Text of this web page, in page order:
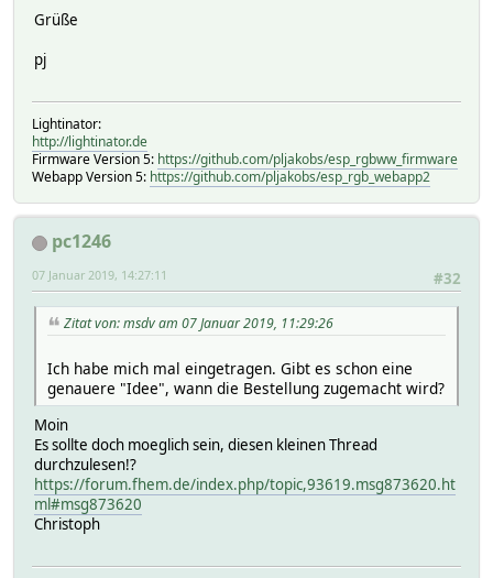
Grüße
pj
Lightinator:
http://lightinator.de
Firmware Version 5: https://github.com/pljakobs/esp_rgbww_firmware
Webapp Version 5: https://github.com/pljakobs/esp_rgb_webapp2
pc1246
#32
07 Januar 2019, 14:27:11
Zitat von: msdv am 07 Januar 2019, 11:29:26
Ich habe mich mal eingetragen. Gibt es schon eine
genauere "Idee", wann die Bestellung zugemacht wird?
Moin
Es sollte doch moeglich sein, diesen kleinen Thread
durchzulesen!?
https://forum.fhem.de/index.php/topic,93619.msg873620.ht
ml#msg873620
Christoph